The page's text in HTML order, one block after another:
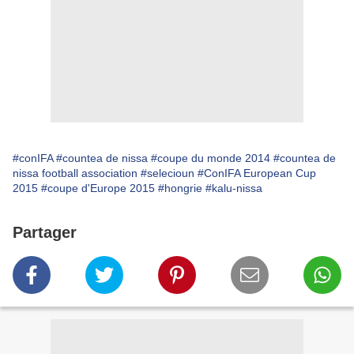
#conIFA #countea de nissa #coupe du monde 2014 #countea de
nissa football association #selecioun #ConIFA European Cup
2015 #coupe d'Europe 2015 #hongrie #kalu-nissa
Partager